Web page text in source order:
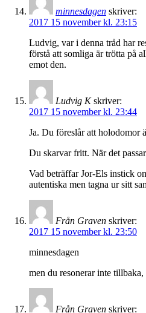
minnesdagen skriver:
2017 15 november kl. 23:15
Ludvig, var i denna tråd har
förstå att somliga är trötta på
emot den.
Ludvig K skriver:
2017 15 november kl. 23:44
Ja. Du föreslår att holodomor
Du skarvar fritt. När det
Vad beträffar Jor-Els instick
autentiska men tagna ur sitt
Från Graven skriver:
2017 15 november kl. 23:50
minnesdagen
men du resonerar inte
Från Graven skriver: